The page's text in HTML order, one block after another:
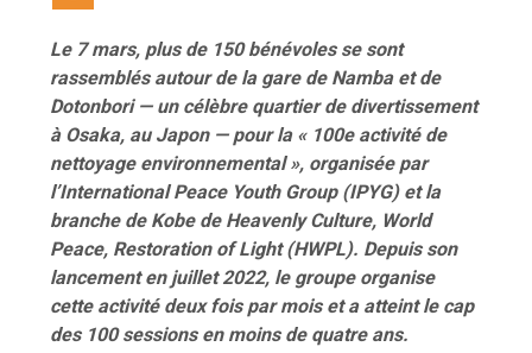
Le 7 mars, plus de 150 bénévoles se sont
rassemblés autour de la gare de Namba et de
Dotonbori — un célèbre quartier de divertissement
à Osaka, au Japon — pour la « 100e activité de
nettoyage environnemental », organisée par
l’International Peace Youth Group (IPYG) et la
branche de Kobe de Heavenly Culture, World
Peace, Restoration of Light (HWPL). Depuis son
lancement en juillet 2022, le groupe organise
cette activité deux fois par mois et a atteint le cap
des 100 sessions en moins de quatre ans.